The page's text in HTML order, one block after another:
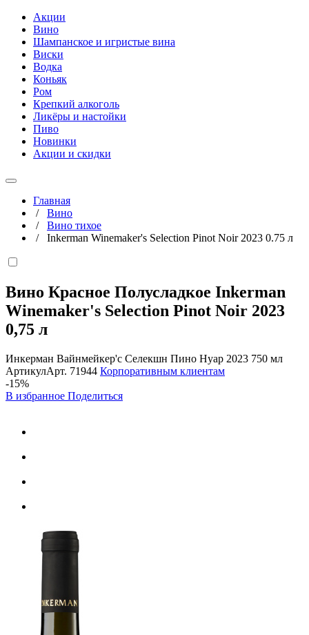
Акции
Вино
Шампанское и игристые вина
Виски
Водка
Коньяк
Ром
Крепкий алкоголь
Ликёры и настойки
Пиво
Новинки
Акции и скидки
Главная
/ Вино
/ Вино тихое
/ Inkerman Winemaker's Selection Pinot Noir 2023 0.75 л
Вино Красное Полусладкое Inkerman
Winemaker's Selection Pinot Noir 2023
0,75 л
Инкерман Вайнмейкер'с Селекшн Пино Нуар 2023 750 мл
АртикулАрт. 71944 Корпоративным клиентам
-15%
В избранное Поделиться